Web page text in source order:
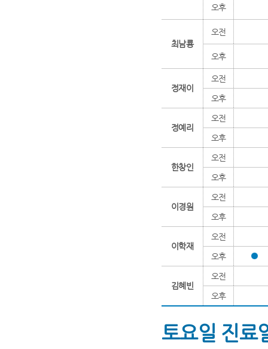
오후
최남룡
오전
오후
정재이
오전
오후
정예리
오전
오후
한창인
오전
오후
이경원
오전
오후
이학재
오전
오후
김혜빈
오전
오후
토요일 진료